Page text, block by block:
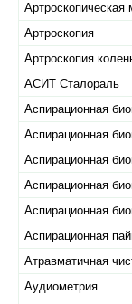
Артроскопическая
Артроскопия
Артроскопия
АСИТ Сталораль
Аспирационная
Аспирационная
Аспирационная
Аспирационная
Аспирационная
Аспирационная
Атравматичная
Аудиометрия